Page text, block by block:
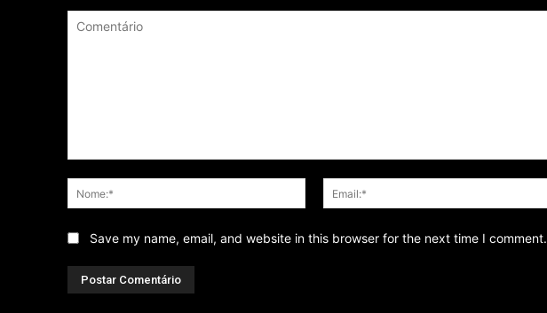
Nome:*
Save my name, email, and website in this browser for the next time I comment.